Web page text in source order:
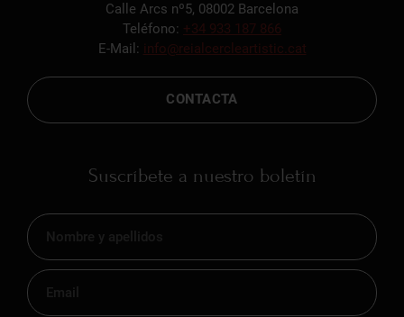
Calle Arcs nº5, 08002 Barcelona
Teléfono: +34 933 187 866
E-Mail: info@reialcercleartistic.cat
CONTACTA
Suscríbete a nuestro boletín